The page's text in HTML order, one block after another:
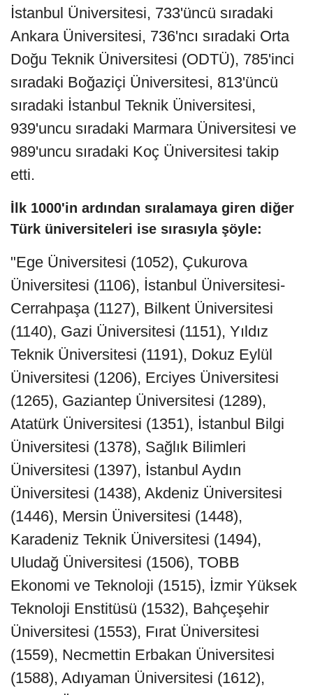
İstanbul Üniversitesi, 733'üncü sıradaki
Ankara Üniversitesi, 736'ncı sıradaki Orta
Doğu Teknik Üniversitesi (ODTÜ), 785'inci
sıradaki Boğaziçi Üniversitesi, 813'üncü
sıradaki İstanbul Teknik Üniversitesi,
939'uncu sıradaki Marmara Üniversitesi ve
989'uncu sıradaki Koç Üniversitesi takip
etti.
İlk 1000'in ardından sıralamaya giren diğer
Türk üniversiteleri ise sırasıyla şöyle:
"Ege Üniversitesi (1052), Çukurova
Üniversitesi (1106), İstanbul Üniversitesi-
Cerrahpaşa (1127), Bilkent Üniversitesi
(1140), Gazi Üniversitesi (1151), Yıldız
Teknik Üniversitesi (1191), Dokuz Eylül
Üniversitesi (1206), Erciyes Üniversitesi
(1265), Gaziantep Üniversitesi (1289),
Atatürk Üniversitesi (1351), İstanbul Bilgi
Üniversitesi (1378), Sağlık Bilimleri
Üniversitesi (1397), İstanbul Aydın
Üniversitesi (1438), Akdeniz Üniversitesi
(1446), Mersin Üniversitesi (1448),
Karadeniz Teknik Üniversitesi (1494),
Uludağ Üniversitesi (1506), TOBB
Ekonomi ve Teknoloji (1515), İzmir Yüksek
Teknoloji Enstitüsü (1532), Bahçeşehir
Üniversitesi (1553), Fırat Üniversitesi
(1559), Necmettin Erbakan Üniversitesi
(1588), Adıyaman Üniversitesi (1612),